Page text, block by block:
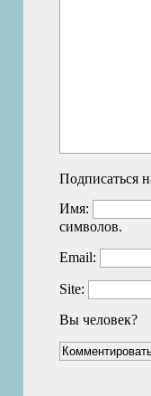
Подписаться
Имя:
символов.
Email:
Site:
Вы человек?